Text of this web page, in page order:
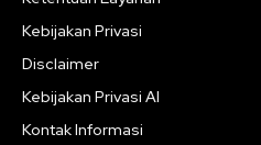
Kebijakan Privasi
Disclaimer
Kebijakan Privasi AI
Kontak Informasi